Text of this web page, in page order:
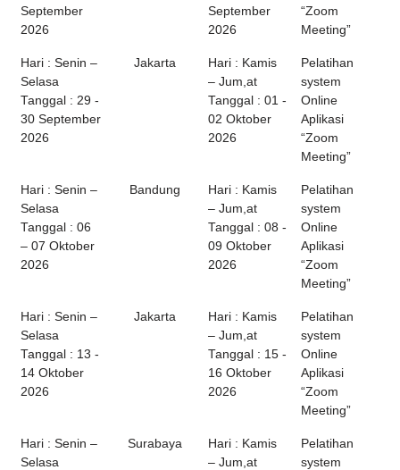
September
2026
September
2026
“Zoom
Meeting”
Hari : Senin –
Selasa
Tanggal : 29 -
30 September
2026
Jakarta
Hari : Kamis
– Jum,at
Tanggal : 01 -
02 Oktober
2026
Pelatihan
system
Online
Aplikasi
“Zoom
Meeting”
Hari : Senin –
Selasa
Tanggal : 06
– 07 Oktober
2026
Bandung
Hari : Kamis
– Jum,at
Tanggal : 08 -
09 Oktober
2026
Pelatihan
system
Online
Aplikasi
“Zoom
Meeting”
Hari : Senin –
Selasa
Tanggal : 13 -
14 Oktober
2026
Jakarta
Hari : Kamis
– Jum,at
Tanggal : 15 -
16 Oktober
2026
Pelatihan
system
Online
Aplikasi
“Zoom
Meeting”
Hari : Senin –
Selasa
Surabaya
Hari : Kamis
– Jum,at
Pelatihan
system